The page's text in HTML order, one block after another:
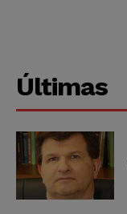
Últimas